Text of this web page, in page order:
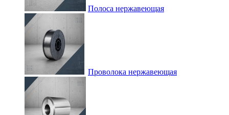
Полоса нержавеющая
Проволока нержавеющая